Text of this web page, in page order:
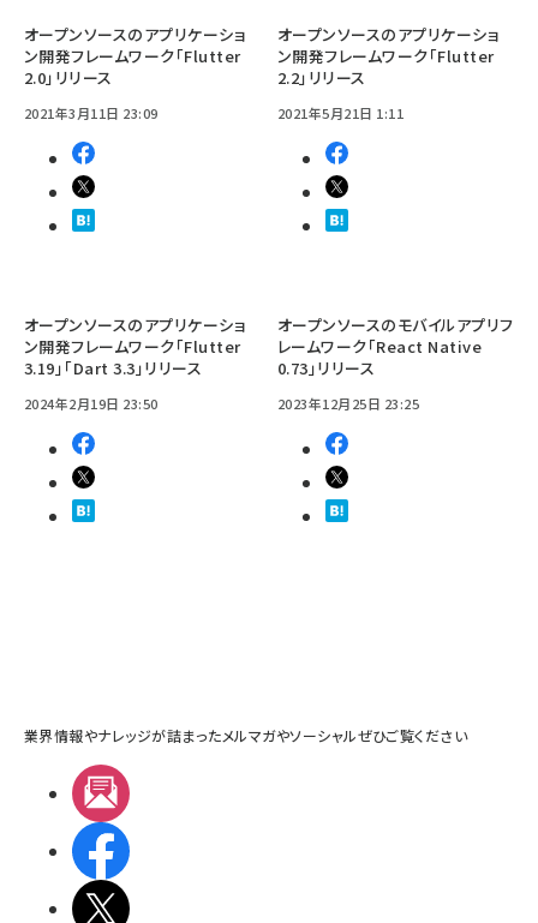
オープンソースのアプリケーショ
ン開発フレームワーク「Flutter
2.0」リリース
2021年3月11日 23:09
オープンソースのアプリケーショ
ン開発フレームワーク「Flutter
2.2」リリース
2021年5月21日 1:11
オープンソースのアプリケーショ
ン開発フレームワーク「Flutter
3.19」「Dart 3.3」リリース
2024年2月19日 23:50
オープンソースのモバイルアプリフ
レームワーク「React Native
0.73」リリース
2023年12月25日 23:25
業界情報やナレッジが詰まったメルマガやソーシャルぜひご覧ください